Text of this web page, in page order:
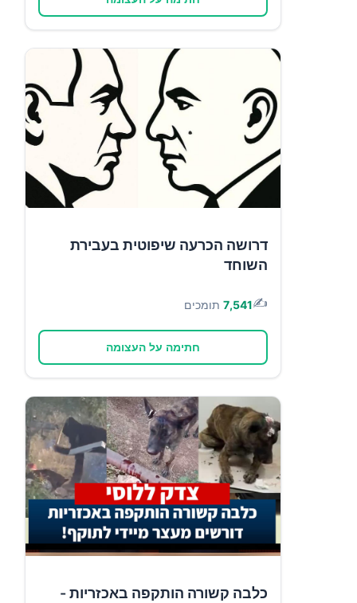
דרושה הכרעה שיפוטית בעבירת
השוחד
✍️
7,541 תומכים
חתימה על העצומה
כלבה קשורה הותקפה באכזריות -